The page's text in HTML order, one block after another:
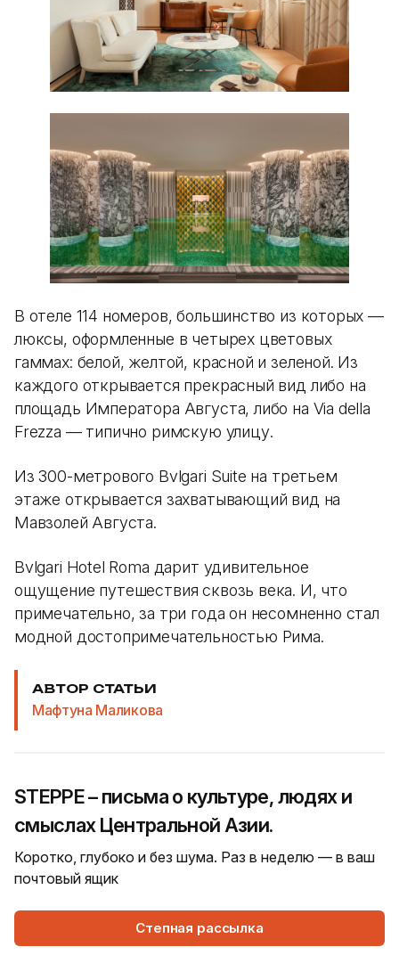
В отеле 114 номеров, большинство из которых —
люксы, оформленные в четырех цветовых
гаммах: белой, желтой, красной и зеленой. Из
каждого открывается прекрасный вид либо на
площадь Императора Августа, либо на Via della
Frezza — типично римскую улицу.
Из 300-метрового Bvlgari Suite на третьем
этаже открывается захватывающий вид на
Мавзолей Августа.
Bvlgari Hotel Roma дарит удивительное
ощущение путешествия сквозь века. И, что
примечательно, за три года он несомненно стал
модной достопримечательностью Рима.
АВТОР СТАТЬИ
Мафтуна Маликова
STEPPE – письма о культуре, людях и
смыслах Центральной Азии.
Коротко, глубоко и без шума. Раз в неделю — в ваш
почтовый ящик
Степная рассылка